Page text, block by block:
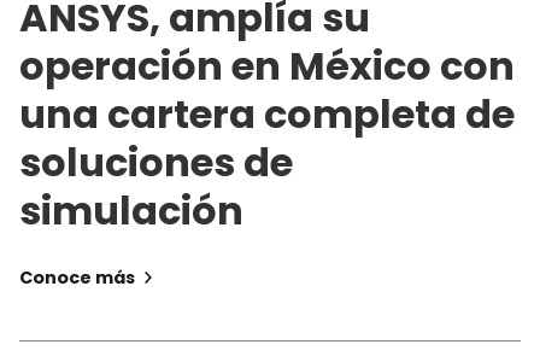
ANSYS, amplía su
operación en México con
una cartera completa de
soluciones de
simulación
Conoce más